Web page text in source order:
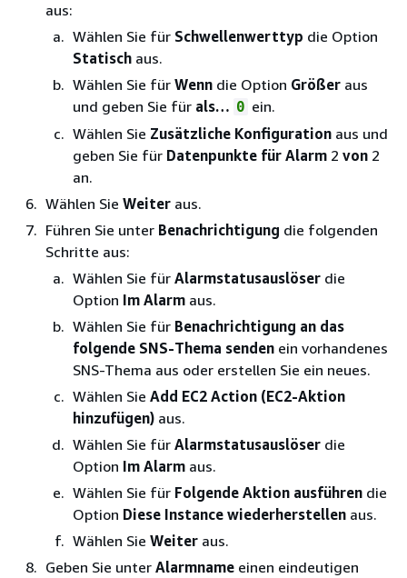
aus:
Wählen Sie für Schwellenwerttyp die Option
Statisch aus.
Wählen Sie für Wenn die Option Größer aus
und geben Sie für als… 0 ein.
Wählen Sie Zusätzliche Konfiguration aus und
geben Sie für Datenpunkte für Alarm 2 von 2
an.
Wählen Sie Weiter aus.
Führen Sie unter Benachrichtigung die folgenden
Schritte aus:
Wählen Sie für Alarmstatusauslöser die
Option Im Alarm aus.
Wählen Sie für Benachrichtigung an das
folgende SNS-Thema senden ein vorhandenes
SNS-Thema aus oder erstellen Sie ein neues.
Wählen Sie Add EC2 Action (EC2-Aktion
hinzufügen) aus.
Wählen Sie für Alarmstatusauslöser die
Option Im Alarm aus.
Wählen Sie für Folgende Aktion ausführen die
Option Diese Instance wiederherstellen aus.
Wählen Sie Weiter aus.
Geben Sie unter Alarmname einen eindeutigen